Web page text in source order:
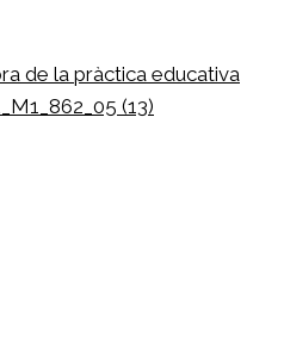
de la pràctica educativa
(13)